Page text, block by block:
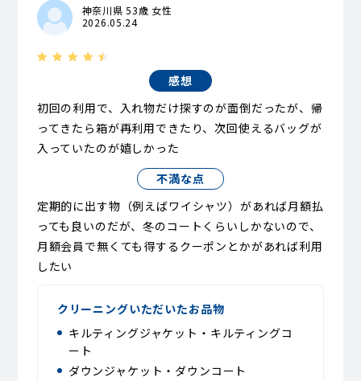
神奈川県 53歳 女性
2026.05.24
感想
初回の利用で、入れ物だけ探すのが面倒だったが、帰
ってきたら箱が再利用できたり、次回使えるバッグが
入っていたのが嬉しかった
不満な点
定期的に出す物（例えばワイシャツ）があれば月額払
っても良いのだが、冬のコートくらいしかないので、
月額会員で無くても得するクーポンとかがあれば利用
したい
クリーニングいただいたお品物
キルティングジャケット・キルティングコ
ート
ダウンジャケット・ダウンコート